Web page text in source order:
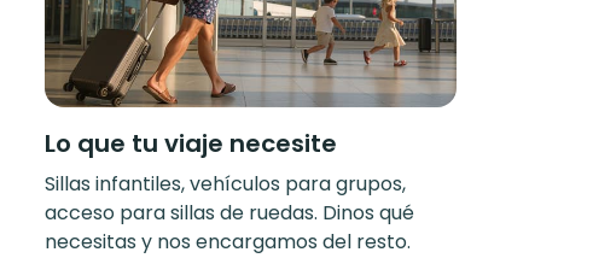
Lo que tu viaje necesite
Sillas infantiles, vehículos para grupos,
acceso para sillas de ruedas. Dinos qué
necesitas y nos encargamos del resto.